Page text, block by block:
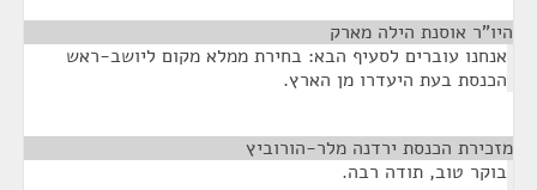
היו"ר אוסנת הילה מארק
אנחנו עוברים לסעיף הבא: בחירת ממלא מקום ליושב-ראש
הכנסת בעת היעדרו מן הארץ.
מזכירת הכנסת ירדנה מלר-הורוביץ
בוקר טוב, תודה רבה.